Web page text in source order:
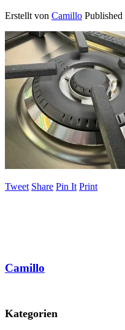
Erstellt von Camillo Published
Tweet Share Pin It Print
Camillo
Kategorien